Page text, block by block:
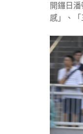
開鑼日
感」、「